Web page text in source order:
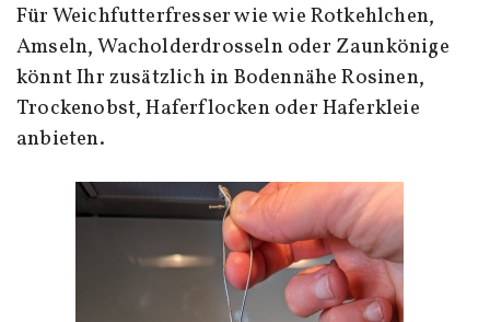
Für Weichfutterfresser wie wie Rotkehlchen,
Amseln, Wacholderdrosseln oder Zaunkönige
könnt Ihr zusätzlich in Bodennähe Rosinen,
Trockenobst, Haferflocken oder Haferkleie
anbieten.